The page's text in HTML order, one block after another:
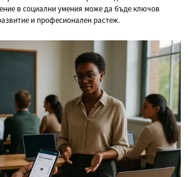
в социални умения може да бъде ключов
и професионален растеж.